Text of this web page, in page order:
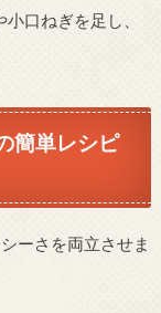
口ねぎを足し、
簡単レシピ
ーさを両立させま